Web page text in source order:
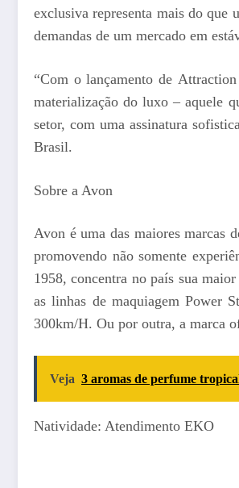
exclusiva representa mais do que
demandas de um mercado em
“Com o lançamento de
materialização do luxo – aquele
setor, com uma assinatura
Brasil.
Sobre a Avon
Avon é uma das maiores marcas
promovendo não somente
1958, concentra no país sua
as linhas de maquiagem Power
300km/H. Ou por outra, a marca
Veja 3 aromas de perfume
Natividade: Atendimento EKO